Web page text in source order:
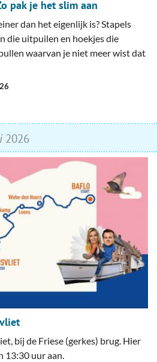
pak je het slim aan
dan het eigenlijk is? Stapels
die uitpuilen en hoekjes die
waarvan je niet meer wist dat
2026
bij de Friese (gerkes) brug. Hier
13:30 uur aan.